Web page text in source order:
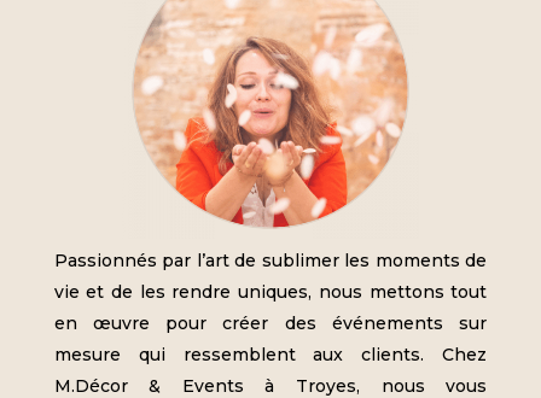
Passionnés par l’art de sublimer les moments de
vie et de les rendre uniques, nous mettons tout
en œuvre pour créer des événements sur
mesure qui ressemblent aux clients. Chez
M.Décor & Events à Troyes, nous vous